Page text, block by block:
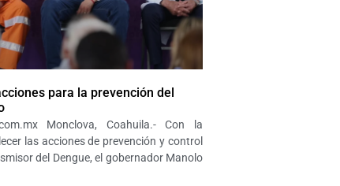
para la prevención del
Monclova, Coahuila.- Con la
las acciones de prevención y control
del Dengue, el gobernador Manolo